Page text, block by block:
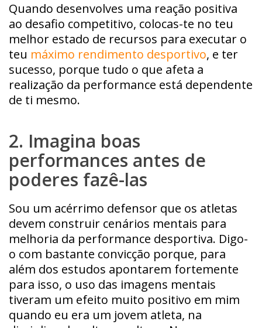
Quando desenvolves uma reação positiva
ao desafio competitivo, colocas-te no teu
melhor estado de recursos para executar o
teu máximo rendimento desportivo, e ter
sucesso, porque tudo o que afeta a
realização da performance está dependente
de ti mesmo.
2. Imagina boas
performances antes de
poderes fazê-las
Sou um acérrimo defensor que os atletas
devem construir cenários mentais para
melhoria da performance desportiva. Digo-
o com bastante convicção porque, para
além dos estudos apontarem fortemente
para isso, o uso das imagens mentais
tiveram um efeito muito positivo em mim
quando eu era um jovem atleta, na